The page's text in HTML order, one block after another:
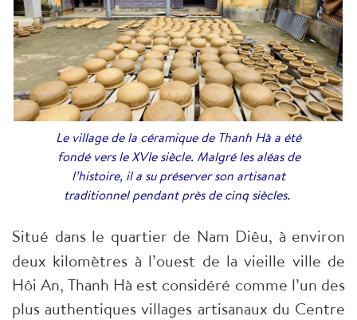
Le village de la céramique de Thanh Hà a été
fondé vers le XVIe siècle. Malgré les aléas de
l’histoire, il a su préserver son artisanat
traditionnel pendant près de cinq siècles.
Situé dans le quartier de Nam Diêu, à environ
deux kilomètres à l’ouest de la vieille ville de
Hôi An, Thanh Hà est considéré comme l’un des
plus authentiques villages artisanaux du Centre